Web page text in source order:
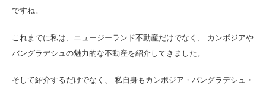
ですね。
これまでに私は、ニュージーランド不動産だけでなく、 カンボジアや
バングラデシュの魅力的な不動産を紹介してきました。
そして紹介するだけでなく、 私自身もカンボジア・バングラデシュ・